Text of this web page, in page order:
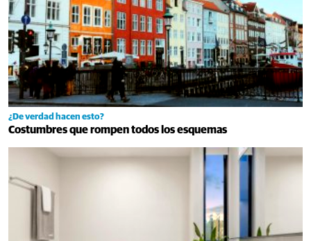
¿De verdad hacen esto?
Costumbres que rompen todos los esquemas